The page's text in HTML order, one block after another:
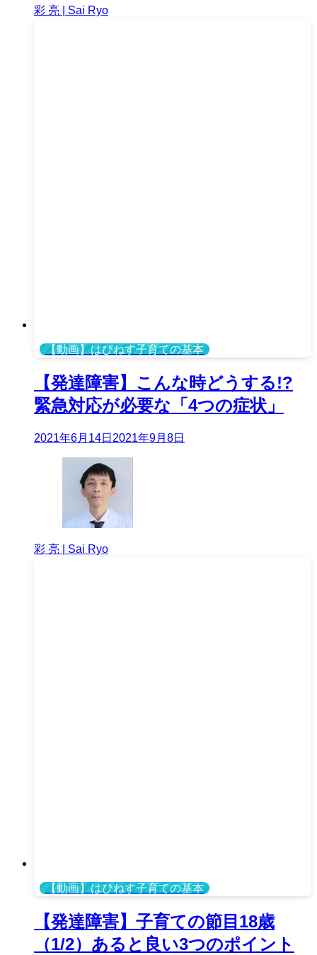
彩 亮 | Sai Ryo
【動画】はぴねす子育ての基本
【発達障害】こんな時どうする!?
緊急対応が必要な「4つの症状」
2021年6月14日 2021年9月8日
彩 亮 | Sai Ryo
【動画】はぴねす子育ての基本
【発達障害】子育ての節目18歳
（1/2）あると良い3つのポイント